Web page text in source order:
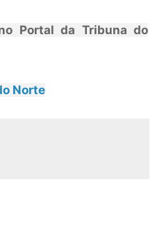
Portal da Tribuna do
Norte